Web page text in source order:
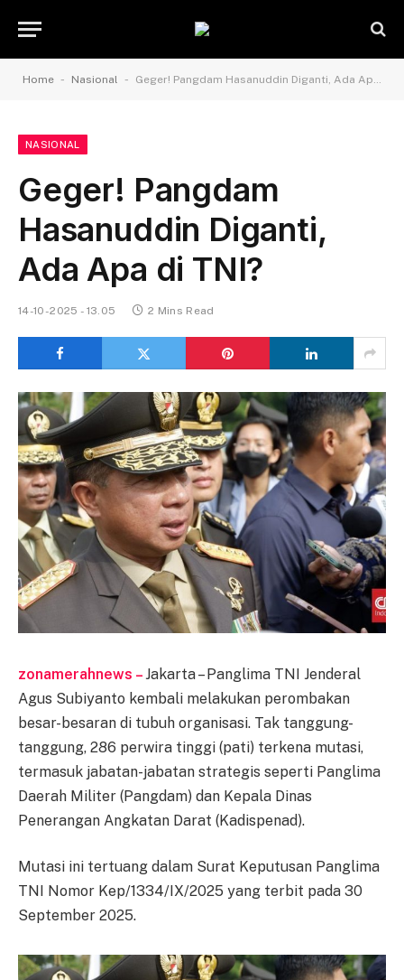
Home - Nasional - Geger! Pangdam Hasanuddin Diganti, Ada Apa di TNI?
NASIONAL
Geger! Pangdam
Hasanuddin Diganti,
Ada Apa di TNI?
14-10-2025 - 13.05 2 Mins Read
zonamerahnews – Jakarta – Panglima TNI Jenderal
Agus Subiyanto kembali melakukan perombakan
besar-besaran di tubuh organisasi. Tak tanggung-
tanggung, 286 perwira tinggi (pati) terkena mutasi,
termasuk jabatan-jabatan strategis seperti Panglima
Daerah Militer (Pangdam) dan Kepala Dinas
Penerangan Angkatan Darat (Kadispenad).
Mutasi ini tertuang dalam Surat Keputusan Panglima
TNI Nomor Kep/1334/IX/2025 yang terbit pada 30
September 2025.